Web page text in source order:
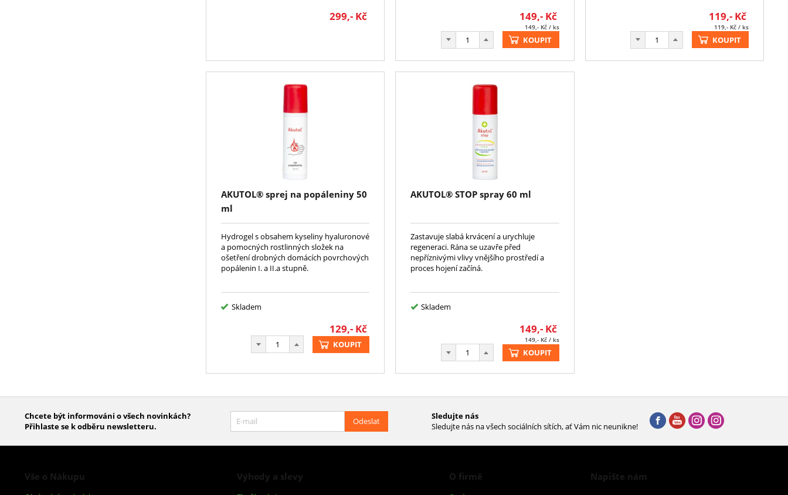
299,- Kč 149,-Kč
149,-Kč/ ks
KOUPIT
119,-Kč
119,-Kč/ ks
KOUPIT
AKUTOL® sprej na popáleniny 50
ml
Hydrogel s obsahem kyseliny hyaluronové
a pomocných rostlinných složek na
ošetření drobných domácích povrchových
popálenin I. a II.a stupně.
Skladem
129,- Kč
KOUPIT
AKUTOL® STOP spray 60 ml
Zastavuje slabá krvácení a urychluje
regeneraci. Rána se uzavře před
nepříznivými vlivy vnějšího prostředí a
proces hojení začíná.
Skladem
149,-Kč
149,-Kč/ ks
KOUPIT
Chcete být informováni o všech novinkách?
Přihlaste se k odběru newsletteru.
Odeslat
Sledujte nás
Sledujte nás na všech sociálních sítích, ať Vám nic neunikne!
Vše o Nákupu Výhody a slevy O firmě Napište nám